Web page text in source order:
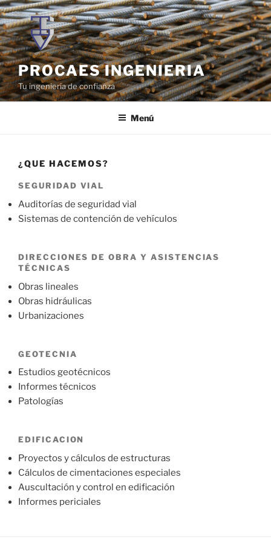
Saltar
al
contenido
PROCAES INGENIERIA
Tu ingeniería de confianza
Menú
¿QUE HACEMOS?
SEGURIDAD VIAL
Auditorías de seguridad vial
Sistemas de contención de vehículos
DIRECCIONES DE OBRA Y ASISTENCIAS
TÉCNICAS
Obras lineales
Obras hidráulicas
Urbanizaciones
GEOTECNIA
Estudios geotécnicos
Informes técnicos
Patologías
EDIFICACION
Proyectos y cálculos de estructuras
Cálculos de cimentaciones especiales
Auscultación y control en edificación
Informes periciales